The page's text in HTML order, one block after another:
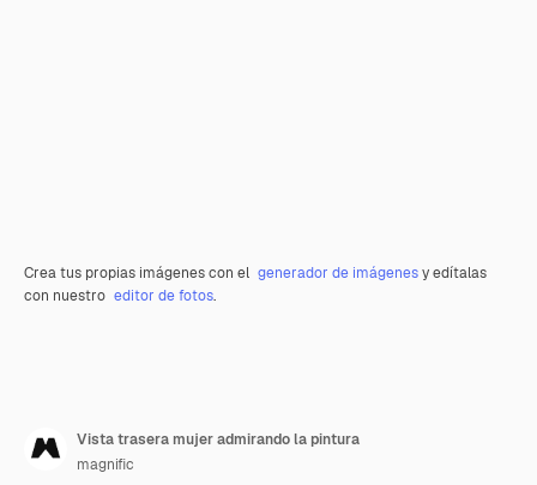
Crea tus propias imágenes con el generador de imágenesy edítalas
con nuestro editor de fotos.
Vista trasera mujer admirando la pintura
magnific